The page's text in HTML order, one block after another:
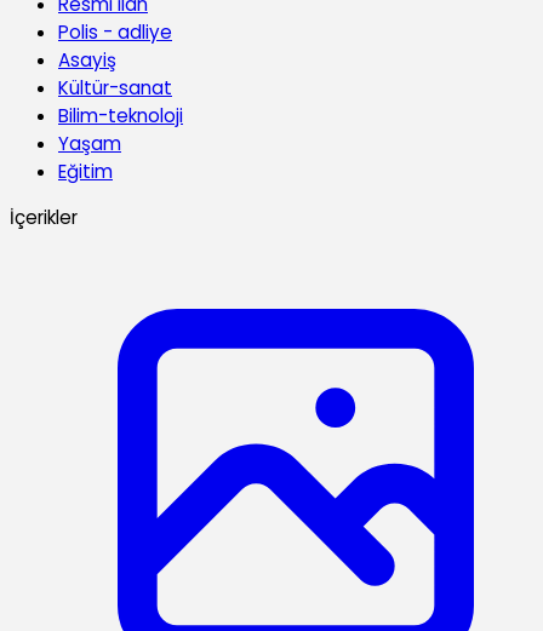
Polis - adliye
Asayiş
Kültür-sanat
Bilim-teknoloji
Yaşam
Eğitim
İçerikler